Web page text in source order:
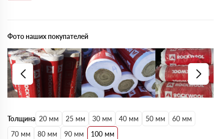
Толщина 20 мм 25 мм 30 мм 40 мм 50 мм
60 мм
70 мм
80 мм 90 мм 100 мм
Фото наших покупателей